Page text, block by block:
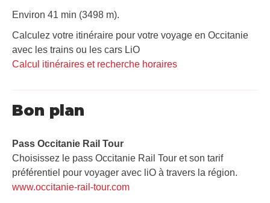
Environ 41 min (3498 m).
Calculez votre itinéraire pour votre voyage en Occitanie
avec les trains ou les cars LiO
Calcul itinéraires et recherche horaires
Bon plan
Pass Occitanie Rail Tour​
Choisissez le pass Occitanie Rail Tour et son tarif
préférentiel pour voyager avec liO à travers la région.
www.occitanie-rail-tour.com